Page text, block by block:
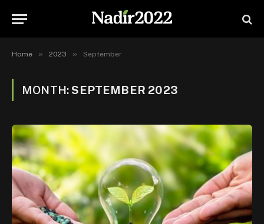
Home » 2023 » September
MONTH:SEPTEMBER 2023